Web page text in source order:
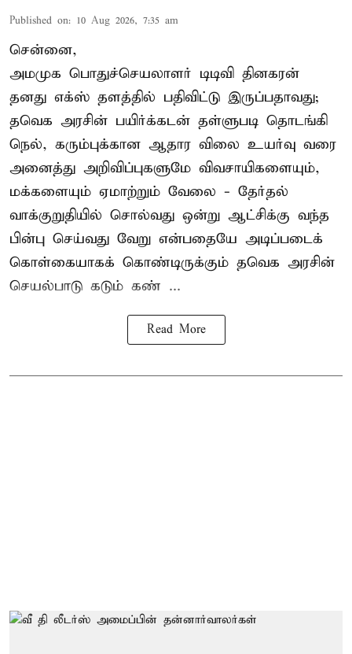
Published on: 10 Aug 2026, 7:35 am
சென்னை,
அமமுக பொதுச்செயலாளர் டிடிவி தினகரன்
தனது எக்ஸ் தளத்தில் பதிவிட்டு இருப்பதாவது;
தவெக அரசின் பயிர்க்கடன் தள்ளுபடி தொடங்கி
நெல், கரும்புக்கான ஆதார விலை உயர்வு வரை
அனைத்து அறிவிப்புகளுமே விவசாயிகளையும்,
மக்களையும் ஏமாற்றும் வேலை - தேர்தல்
வாக்குறுதியில் சொல்வது ஒன்று ஆட்சிக்கு வந்த
பின்பு செய்வது வேறு என்பதையே அடிப்படைக்
கொள்கையாகக் கொண்டிருக்கும் தவெக அரசின்
செயல்பாடு கடும் கண் ...
Read More